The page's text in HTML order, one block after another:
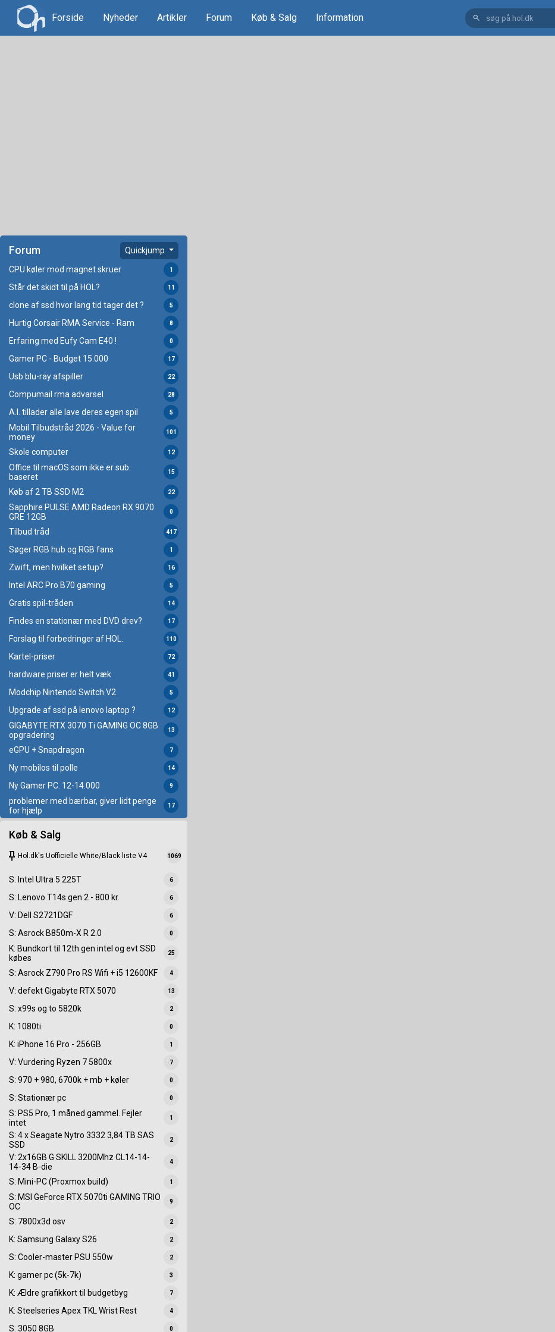
Forside Nyheder Artikler Forum Køb & Salg Information search
Forum Quickjump
CPU køler mod magnet skruer 1
Står det skidt til på HOL? 11
clone af ssd hvor lang tid tager det ? 5
Hurtig Corsair RMA Service - Ram 8
Erfaring med Eufy Cam E40 ! 0
Gamer PC - Budget 15.000 17
Usb blu-ray afspiller 22
Compumail rma advarsel 28
A.I. tillader alle lave deres egen spil 5
Mobil Tilbudstråd 2026 - Value for
money
101
Skole computer 12
Office til macOS som ikke er sub.
baseret
15
Køb af 2 TB SSD M2 22
Sapphire PULSE AMD Radeon RX 9070
GRE 12GB
0
Tilbud tråd 417
Søger RGB hub og RGB fans 1
Zwift, men hvilket setup? 16
Intel ARC Pro B70 gaming 5
Gratis spil-tråden 14
Findes en stationær med DVD drev? 17
Forslag til forbedringer af HOL. 110
Kartel-priser 72
hardware priser er helt væk 41
Modchip Nintendo Switch V2 5
Upgrade af ssd på lenovo laptop ? 12
GIGABYTE RTX 3070 Ti GAMING OC 8GB
opgradering
13
eGPU + Snapdragon 7
Ny mobilos til polle 14
Ny Gamer PC. 12-14.000 9
problemer med bærbar, giver lidt penge
for hjælp
17
Køb & Salg
keep Hol.dk's Uofficielle White/Black liste V4 1069
S: Intel Ultra 5 225T 6
S: Lenovo T14s gen 2 - 800 kr. 6
V: Dell S2721DGF 6
S: Asrock B850m-X R 2.0 0
K: Bundkort til 12th gen intel og evt SSD
købes
25
S: Asrock Z790 Pro RS Wifi + i5 12600KF 4
V: defekt Gigabyte RTX 5070 13
S: x99s og to 5820k 2
K: 1080ti 0
K: iPhone 16 Pro - 256GB 1
V: Vurdering Ryzen 7 5800x 7
S: 970 + 980, 6700k + mb + køler 0
S: Stationær pc 0
S: PS5 Pro, 1 måned gammel. Fejler
intet
1
S: 4 x Seagate Nytro 3332 3,84 TB SAS
SSD
2
V: 2x16GB G SKILL 3200Mhz CL14-14-
14-34 B-die
4
S: Mini-PC (Proxmox build) 1
S: MSI GeForce RTX 5070ti GAMING TRIO
OC
9
S: 7800x3d osv 2
K: Samsung Galaxy S26 2
S: Cooler-master PSU 550w 2
K: gamer pc (5k-7k) 3
K: Ældre grafikkort til budgetbyg 7
K: Steelseries Apex TKL Wrist Rest 4
S: 3050 8GB 0